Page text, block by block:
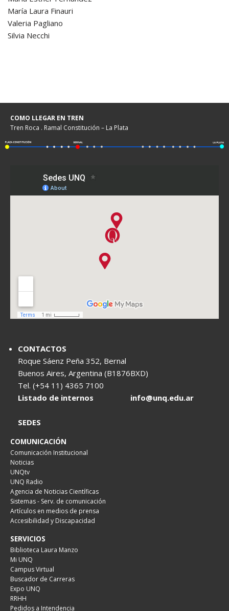
María Laura Finauri
Valeria Pagliano
Silvia Necchi
COMO LLEGAR EN TREN
Tren Roca . Ramal Constitución – La Plata
CONTACTOS
Roque Sáenz Peña 352, Bernal
Buenos Aires, Argentina (B1876BXD)
Tel. (+54 11) 4365 7100
Listado de internos
info@unq.edu.ar
SEDES
COMUNICACIÓN
Comunicación Institucional
Noticias
UNQtv
UNQ Radio
Agencia de Noticias Científicas
Sistemas - Serv. de comunicación
Artículos en medios de prensa
Accesibilidad y Discapacidad
SERVICIOS
Biblioteca Laura Manzo
Mi UNQ
Campus Virtual
Buscador de Carreras
Expo UNQ
RRHH
Pedidos a Intendencia